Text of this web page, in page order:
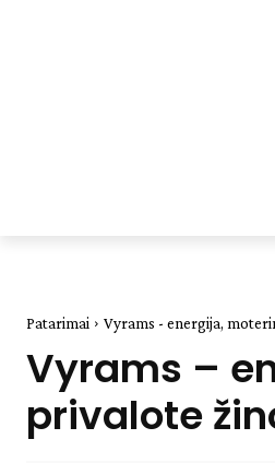
Patarimai Vyrams - energija,
Vyrams –
privalote